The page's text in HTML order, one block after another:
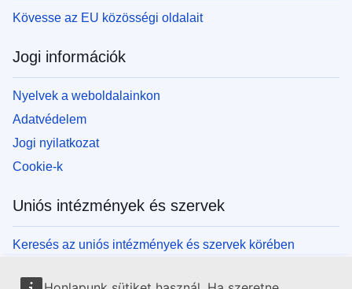
Kövesse az EU közösségi oldalait
Jogi információk
Nyelvek a weboldalainkon
Adatvédelem
Jogi nyilatkozat
Cookie-k
Uniós intézmények és szervek
Keresés az uniós intézmények és szervek körében